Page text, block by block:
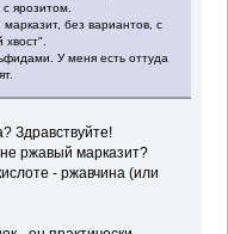
с ярозитом.
без вариантов, с
хвост".
У меня есть оттуда
Здравствуйте!
ржавый марказит?
- ржавчина (или